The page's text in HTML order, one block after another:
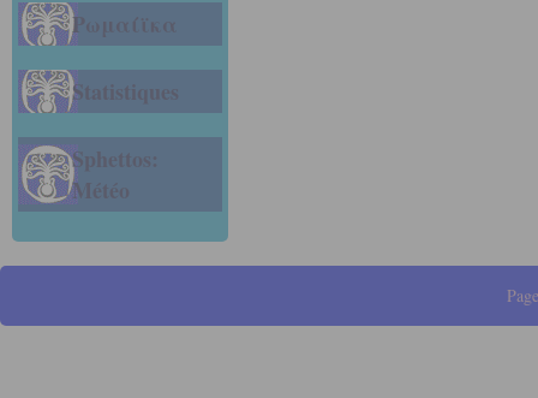
Ρωμαίϊκα
Statistiques
Sphettos:
Météo